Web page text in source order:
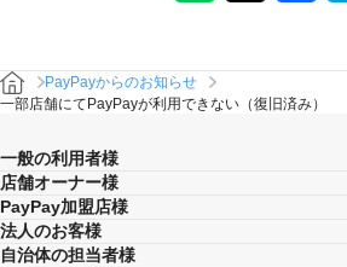
PayPayからのお知らせ
一部店舗にてPayPayが利用できない（復旧済み）
一般の利用者様
店舗オーナー様
PayPay加盟店様
法人のお客様
自治体の担当者様